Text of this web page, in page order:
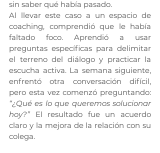
sin saber qué había pasado.
Al llevar este caso a un espacio de
coaching, comprendió que le había
faltado foco. Aprendió a usar
preguntas específicas para delimitar
el terreno del diálogo y practicar la
escucha activa. La semana siguiente,
enfrentó otra conversación difícil,
“¿Qué es lo que queremos solucionar
hoy?” El resultado fue un acuerdo
claro y la mejora de la relación con su
colega.